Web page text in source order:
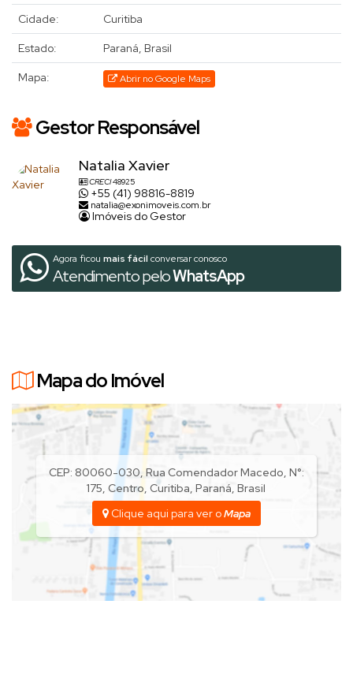
Cidade: Curitiba
Estado: Paraná, Brasil
Mapa: Abrir no Google Maps
Gestor Responsável
Natalia Xavier
CRECI48925
+55 (41) 98816-8819
natalia@exonimoveis.com.br
Imóveis do Gestor
Agora ficou mais fácil conversar conosco
Atendimento peloWhatsApp
Mapa do Imóvel
CEP: 80060-030, Rua Comendador Macedo, N°:
175,Centro, Curitiba,Paraná,Brasil
Clique aqui para ver oMapa